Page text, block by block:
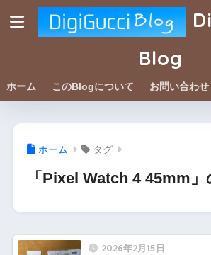
Blog
ホーム このBlogについて お問い合わせ
ホーム タグ
「Pixel Watch 4 45mm
2026年2月15日